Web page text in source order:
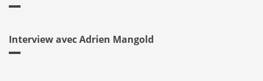
Interview avec Adrien Mangold